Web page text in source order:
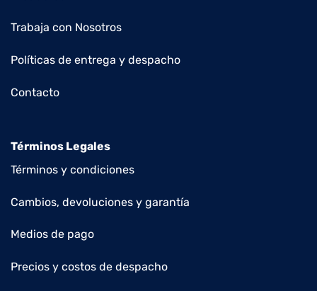
Trabaja con Nosotros
Políticas de entrega y despacho
Contacto
Términos Legales
Términos y condiciones
Cambios, devoluciones y garantía
Medios de pago
Precios y costos de despacho